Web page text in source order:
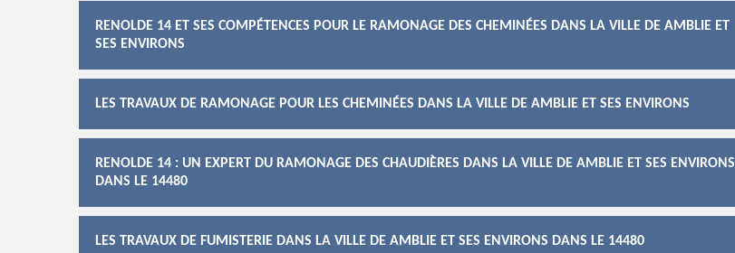
RENOLDE 14 ET SES COMPÉTENCES POUR LE RAMONAGE DES CHEMINÉES DANS LA VILLE DE AMBLIE ET
SES ENVIRONS
LES TRAVAUX DE RAMONAGE POUR LES CHEMINÉES DANS LA VILLE DE AMBLIE ET SES ENVIRONS
RENOLDE 14 : UN EXPERT DU RAMONAGE DES CHAUDIÈRES DANS LA VILLE DE AMBLIE ET SES ENVIRONS
DANS LE 14480
LES TRAVAUX DE FUMISTERIE DANS LA VILLE DE AMBLIE ET SES ENVIRONS DANS LE 14480